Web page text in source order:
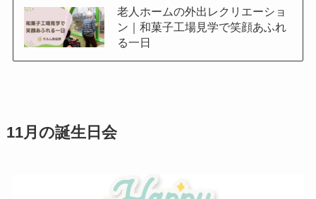
老人ホームの外出レクリエーショ
ン｜和菓子工場見学で笑顔あふれ
る一日
11月の誕生日会